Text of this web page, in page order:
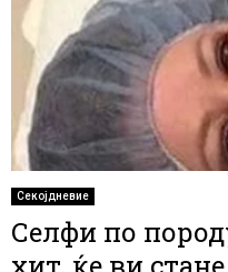
Секојдневие
Селфи по